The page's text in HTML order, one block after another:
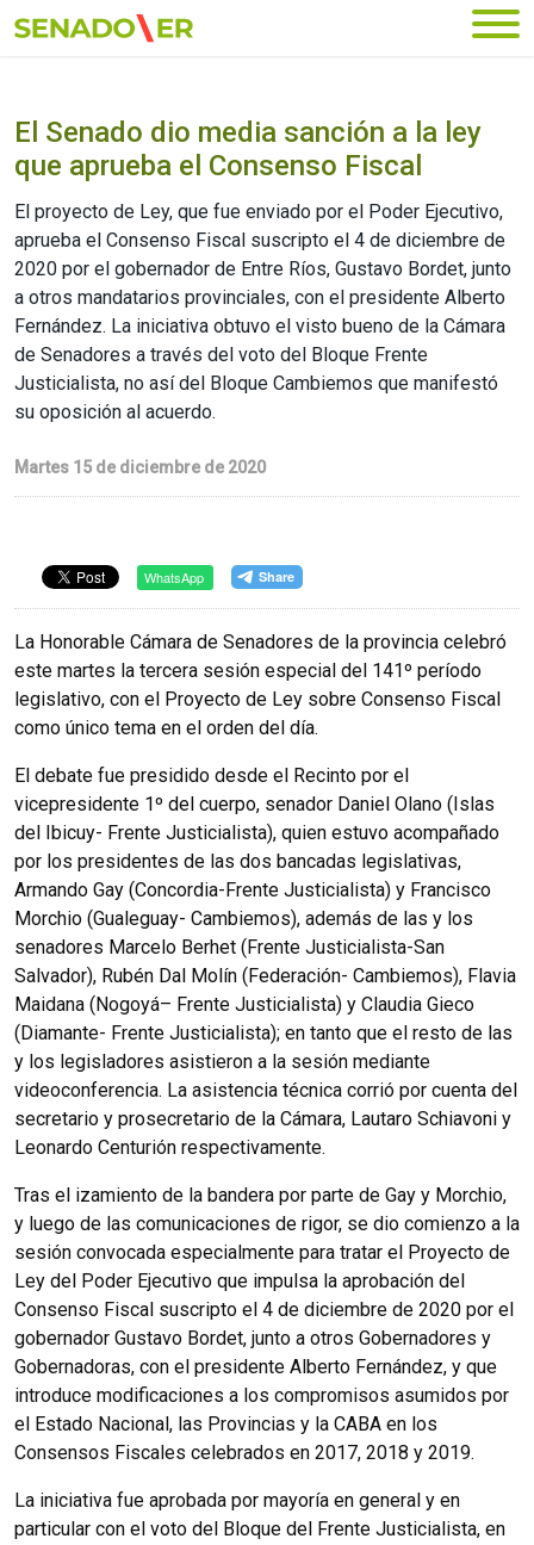
Ir al menú principal
El Senado dio media sanción a la ley
que aprueba el Consenso Fiscal
El proyecto de Ley, que fue enviado por el Poder Ejecutivo,
aprueba el Consenso Fiscal suscripto el 4 de diciembre de
2020 por el gobernador de Entre Ríos, Gustavo Bordet, junto
a otros mandatarios provinciales, con el presidente Alberto
Fernández. La iniciativa obtuvo el visto bueno de la Cámara
de Senadores a través del voto del Bloque Frente
Justicialista, no así del Bloque Cambiemos que manifestó
su oposición al acuerdo.
Martes 15 de diciembre de 2020
WhatsApp
La Honorable Cámara de Senadores de la provincia celebró
este martes la tercera sesión especial del 141º período
legislativo, con el Proyecto de Ley sobre Consenso Fiscal
como único tema en el orden del día.
El debate fue presidido desde el Recinto por el
vicepresidente 1º del cuerpo, senador Daniel Olano (Islas
del Ibicuy- Frente Justicialista), quien estuvo acompañado
por los presidentes de las dos bancadas legislativas,
Armando Gay (Concordia-Frente Justicialista) y Francisco
Morchio (Gualeguay- Cambiemos), además de las y los
senadores Marcelo Berhet (Frente Justicialista-San
Salvador), Rubén Dal Molín (Federación- Cambiemos), Flavia
Maidana (Nogoyá– Frente Justicialista) y Claudia Gieco
(Diamante- Frente Justicialista); en tanto que el resto de las
y los legisladores asistieron a la sesión mediante
videoconferencia. La asistencia técnica corrió por cuenta del
secretario y prosecretario de la Cámara, Lautaro Schiavoni y
Leonardo Centurión respectivamente.
Tras el izamiento de la bandera por parte de Gay y Morchio,
y luego de las comunicaciones de rigor, se dio comienzo a la
sesión convocada especialmente para tratar el Proyecto de
Ley del Poder Ejecutivo que impulsa la aprobación del
Consenso Fiscal suscripto el 4 de diciembre de 2020 por el
gobernador Gustavo Bordet, junto a otros Gobernadores y
Gobernadoras, con el presidente Alberto Fernández, y que
introduce modificaciones a los compromisos asumidos por
el Estado Nacional, las Provincias y la CABA en los
Consensos Fiscales celebrados en 2017, 2018 y 2019.
La iniciativa fue aprobada por mayoría en general y en
particular con el voto del Bloque del Frente Justicialista, en